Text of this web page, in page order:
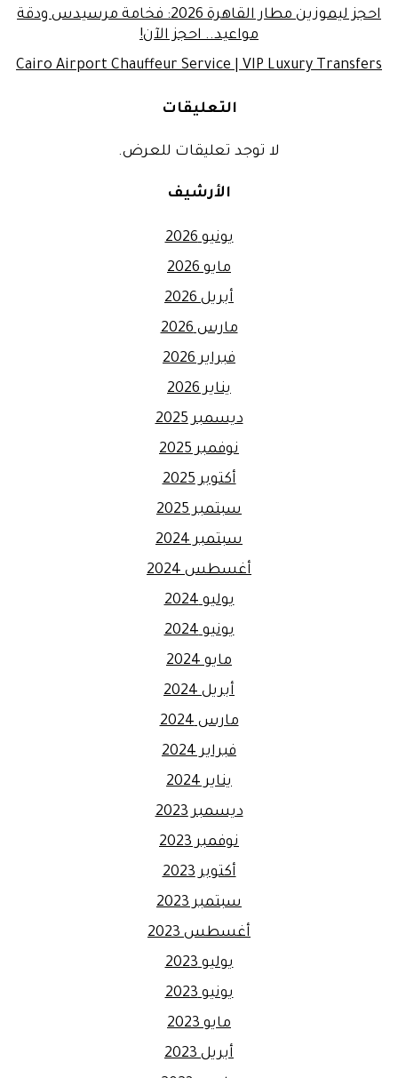
احجز ليموزين مطار القاهرة 2026: فخامة مرسيدس ودقة
مواعيد.. احجز الآن!
Cairo Airport Chauffeur Service | VIP Luxury Transfers
التعليقات
لا توجد تعليقات للعرض.
الأرشيف
يونيو 2026
مايو 2026
أبريل 2026
مارس 2026
فبراير 2026
يناير 2026
ديسمبر 2025
نوفمبر 2025
أكتوبر 2025
سبتمبر 2025
سبتمبر 2024
أغسطس 2024
يوليو 2024
يونيو 2024
مايو 2024
أبريل 2024
مارس 2024
فبراير 2024
يناير 2024
ديسمبر 2023
نوفمبر 2023
أكتوبر 2023
سبتمبر 2023
أغسطس 2023
يوليو 2023
يونيو 2023
مايو 2023
أبريل 2023